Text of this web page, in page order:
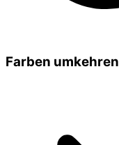
Farben umkehren